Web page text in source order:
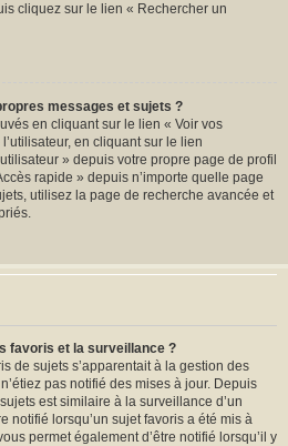
cliquez sur le lien « Rechercher un
messages et sujets ?
en cliquant sur le lien « Voir vos
en cliquant sur le lien
» depuis votre propre page de profil
rapide » depuis n’importe quelle page
utilisez la page de recherche avancée et
favoris et la surveillance ?
de sujets s’apparentait à la gestion des
pas notifié des mises à jour. Depuis
est similaire à la surveillance d’un
notifié lorsqu’un sujet favoris a été mis à
permet également d’être notifié lorsqu’il y